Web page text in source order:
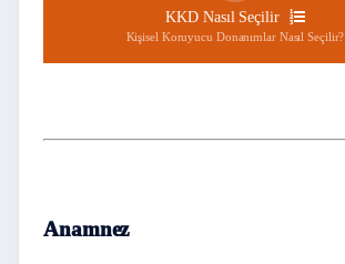
KKD Nasıl Seçilir
Kişisel Koruyucu Donanımlar Nasıl Seçilir?
Anamnez